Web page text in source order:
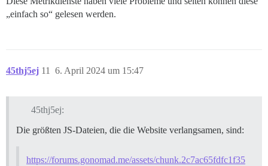
„einfach so“ gelesen werden.
45thj5ej 6. April 2024 um 15:47
11
45thj5ej:
Die größten JS-Dateien, die die Website verlangsamen, sind:
https://forums.gonomad.me/assets/chunk.2c7ac65fdfc1f35